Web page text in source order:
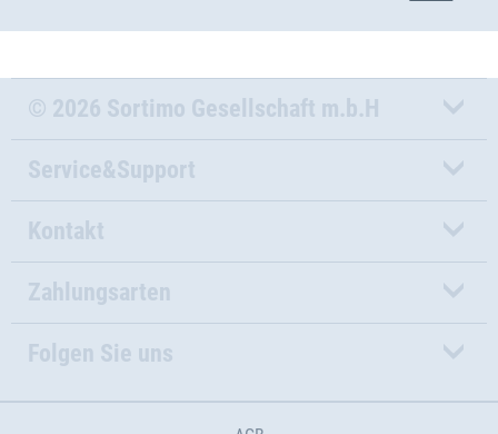
© 2026 Sortimo Gesellschaft m.b.H
Service&Support
Kontakt
Zahlungsarten
Folgen Sie uns